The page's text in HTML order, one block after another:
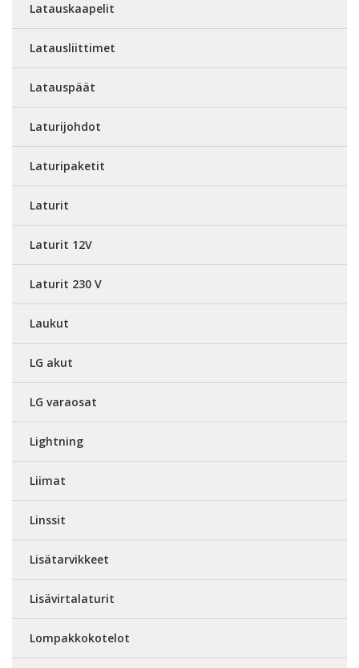
Latauskaapelit
Latausliittimet
Latauspäät
Laturijohdot
Laturipaketit
Laturit
Laturit 12V
Laturit 230 V
Laukut
LG akut
LG varaosat
Lightning
Liimat
Linssit
Lisätarvikkeet
Lisävirtalaturit
Lompakkokotelot